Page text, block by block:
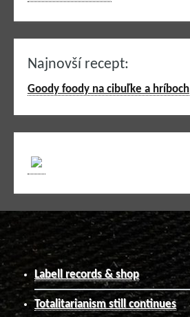
Najnovší recept:
Goody foody na cibuľke a hríboch
Labell records & shop
Totalitarianism still continues